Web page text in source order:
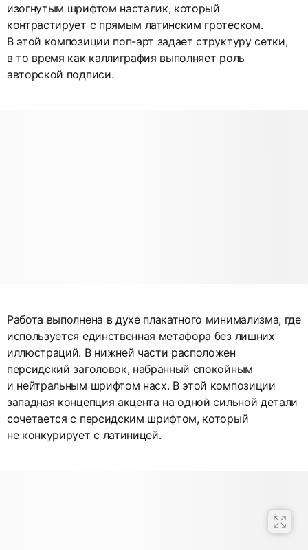
изогнутым шрифтом насталик, который
контрастирует с прямым латинским гротеском.
В этой композиции поп-арт задает структуру сетки,
в то время как каллиграфия выполняет роль
авторской подписи.
Работа выполнена в духе плакатного минимализма, где
используется единственная метафора без лишних
иллюстраций. В нижней части расположен
персидский заголовок, набранный спокойным
и нейтральным шрифтом насх. В этой композиции
западная концепция акцента на одной сильной детали
сочетается с персидским шрифтом, который
не конкурирует с латиницей.